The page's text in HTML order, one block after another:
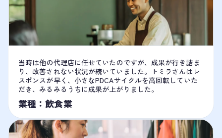
当時は他の代理店に任せていたのですが、成果が行き詰ま
り、改善されない状況が続いていました。トミラさんはレ
スポンスが早く、小さなPDCAサイクルを高回転していた
だき、みるみるうちに成果が上がりました。
業種：飲食業